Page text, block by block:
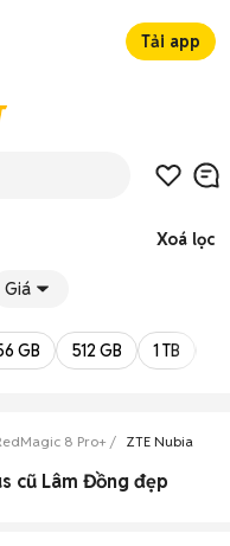
Tải app
Xoá lọc
Giá
GB 512 GB 1 TB
8 Pro+ ZTE Nubia
cũ Lâm Đồng đẹp